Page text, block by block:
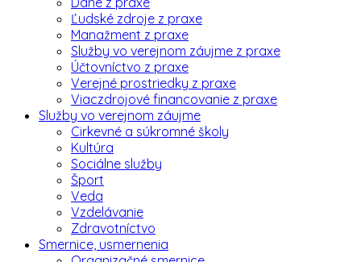
Ľudské zdroje z praxe
Manažment z praxe
Služby vo verejnom záujme z praxe
Účtovníctvo z praxe
Verejné prostriedky z praxe
Viaczdrojové financovanie z praxe
Služby vo verejnom záujme
Cirkevné a súkromné školy
Kultúra
Sociálne služby
Šport
Veda
Vzdelávanie
Zdravotníctvo
Smernice, usmernenia